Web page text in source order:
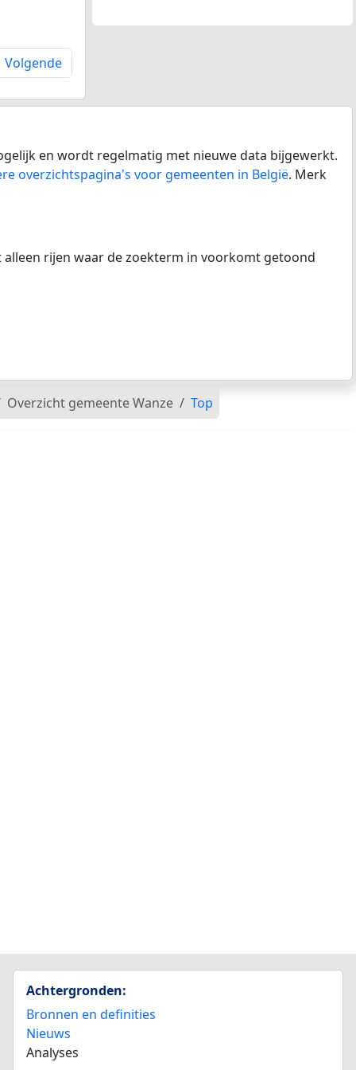
Volgende
en wordt regelmatig met nieuwe data bijgewerkt.
overzichtspagina's voor gemeenten in België. Merk
rijen waar de zoekterm in voorkomt getoond
Overzicht gemeente Wanze Top
Achtergronden:
Bronnen en definities
Nieuws
Analyses